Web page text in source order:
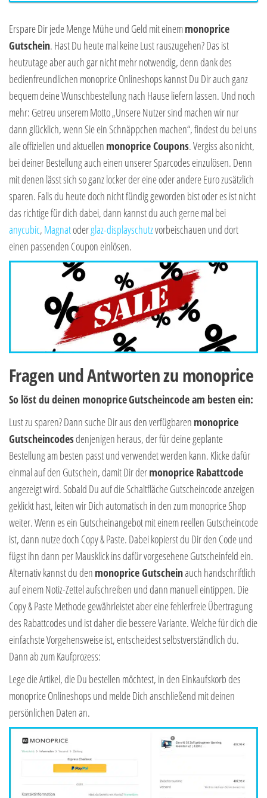
Erspare Dir jede Menge Mühe und Geld mit einemmonoprice
Gutschein. Hast Du heute mal keine Lust rauszugehen? Das ist
heutzutage aber auch gar nicht mehr notwendig, denn dank des
bedienfreundlichen monoprice Onlineshops kannst Du Dir auch ganz
bequem deine Wunschbestellung nach Hause liefern lassen. Und noch
mehr: Getreu unserem Motto „Unsere Nutzer sind machen wir nur
dann glücklich, wenn Sie ein Schnäppchen machen“, findest du bei uns
alle offiziellen und aktuellen monoprice Coupons. Vergiss also nicht,
bei deiner Bestellung auch einen unserer Sparcodes einzulösen. Denn
mit denen lässt sich so ganz locker der eine oder andere Euro zusätzlich
sparen. Falls du heute doch nicht fündig geworden bist oder es ist nicht
das richtige für dich dabei, dann kannst du auch gerne mal bei
anycubic, Magnatoderglaz-displayschutzvorbeischauen und dort
einen passenden Coupon einlösen.
Fragen und Antworten zu monoprice
So löst du deinen monopriceGutscheincode am besten ein:
Lust zu sparen? Dann suche Dir aus den verfügbaren monoprice
Gutscheincodesdenjenigen heraus, der für deine geplante
Bestellung am besten passt und verwendet werden kann. Klicke dafür
einmal auf den Gutschein, damit Dir dermonoprice Rabattcode
angezeigt wird. Sobald Du auf die Schaltfläche Gutscheincode anzeigen
geklickt hast, leiten wir Dich automatisch in den zum monoprice Shop
weiter. Wenn es ein Gutscheinangebot mit einem reellen Gutscheincode
ist, dann nutze doch Copy & Paste. Dabei kopierst du Dir den Code und
fügst ihn dann per Mausklick ins dafür vorgesehene Gutscheinfeld ein.
Alternativ kannst du den monoprice Gutscheinauch handschriftlich
auf einem Notiz-Zettel aufschreiben und dann manuell eintippen. Die
Copy & Paste Methode gewährleistet aber eine fehlerfreie Übertragung
des Rabattcodes und ist daher die bessere Variante. Welche für dich die
einfachste Vorgehensweise ist, entscheidest selbstverständlich du.
Dann ab zum Kaufprozess:
Lege die Artikel, die Du bestellen möchtest, in den Einkaufskorb des
monoprice Onlineshops und melde Dich anschließend mit deinen
persönlichen Daten an.